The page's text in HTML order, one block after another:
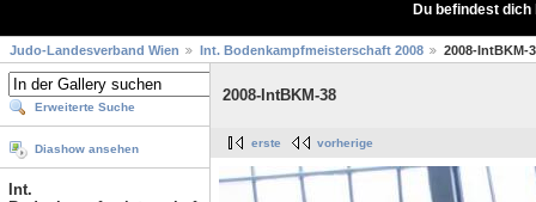
Du befindest
Judo-Landesverband Wien Int. Bodenkampfmeisterschaft 2008 2008-IntBKM-
Erweiterte Suche
Diashow ansehen
Int.
2008-IntBKM-38
erste vorherige